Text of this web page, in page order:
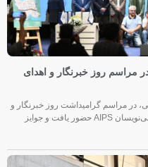
روز خبرنگار و اهدای
مراسم گرامیداشت روز خبرنگار و
تقدیر از برگزیدگان هشتمین جایزه جهانی ورزشی‌نویسان AIPS حضور یافت و جوایز